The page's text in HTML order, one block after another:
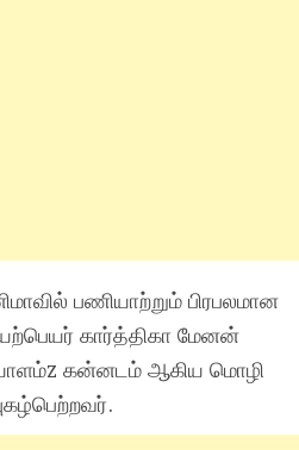
பணியாற்றும் பிரபலமான
கார்த்திகா மேனன்
கன்னடம் ஆகிய மொழி